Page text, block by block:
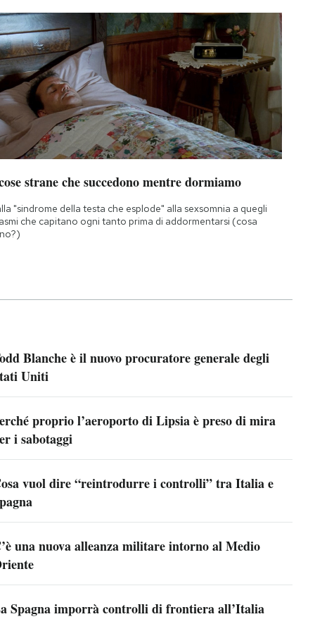
strane che succedono mentre dormiamo
"sindrome della testa che esplode" alla sexsomnia a quegli
che capitano ogni tanto prima di addormentarsi (cosa
Blanche è il nuovo procuratore generale degli
Uniti
proprio l’aeroporto di Lipsia è preso di mira
i sabotaggi
vuol dire “reintrodurre i controlli” tra Italia e
una nuova alleanza militare intorno al Medio
Spagna imporrà controlli di frontiera all’Italia